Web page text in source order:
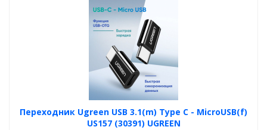
Переходник Ugreen USB 3.1(m) Type C - MicroUSB(f)
US157 (30391) UGREEN